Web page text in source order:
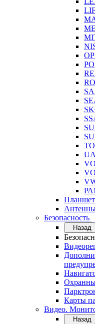
Безопасность
Назад
Карты
Видео.
Назад